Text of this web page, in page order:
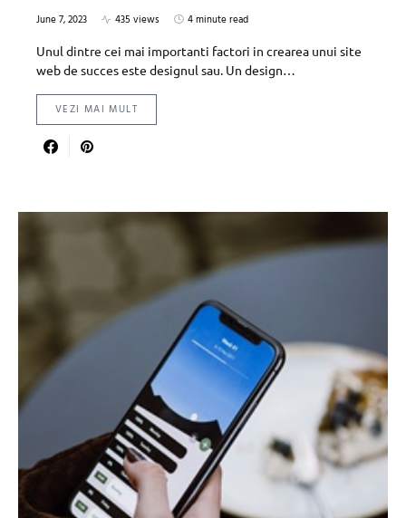
June 7, 2023 435 views
4 minute read
Unul dintre cei mai importanti factori in crearea unui site
web de succes este designul sau. Un design…
VEZI MAI MULT